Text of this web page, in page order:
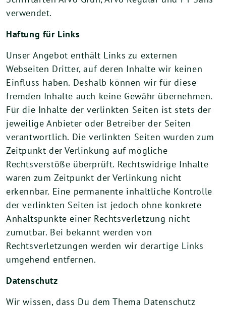
verwendet.
Haftung für Links
Unser Angebot enthält Links zu externen
Webseiten Dritter, auf deren Inhalte wir keinen
Einfluss haben. Deshalb können wir für diese
fremden Inhalte auch keine Gewähr übernehmen.
Für die Inhalte der verlinkten Seiten ist stets der
jeweilige Anbieter oder Betreiber der Seiten
verantwortlich. Die verlinkten Seiten wurden zum
Zeitpunkt der Verlinkung auf mögliche
Rechtsverstöße überprüft. Rechtswidrige Inhalte
waren zum Zeitpunkt der Verlinkung nicht
erkennbar. Eine permanente inhaltliche Kontrolle
der verlinkten Seiten ist jedoch ohne konkrete
Anhaltspunkte einer Rechtsverletzung nicht
zumutbar. Bei bekannt werden von
Rechtsverletzungen werden wir derartige Links
umgehend entfernen.
Datenschutz
Wir wissen, dass Du dem Thema Datenschutz